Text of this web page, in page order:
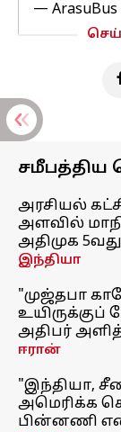
— ArasuBus
சமீபத்திய
அரசியல்
அளவில்
அதிமுக
இந்தியா
"முஜ்தபா
உயிருக்குப்
அதிபர்
ஈரான்
"இந்தியா,
அமெரிக்க
பின்னணி